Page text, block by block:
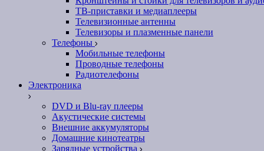
ТВ-приставки и медиаплееры
Телевизионные антенны
Телевизоры и плазменные панели
Телефоны
Мобильные телефоны
Проводные телефоны
Радиотелефоны
Электроника
DVD и Blu-ray плееры
Акустические системы
Внешние аккумуляторы
Домашние кинотеатры
Зарядные устройства